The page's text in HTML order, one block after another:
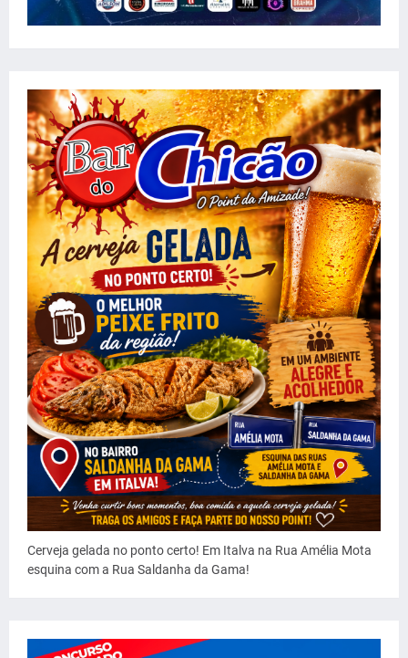
Cerveja gelada no ponto certo! Em Italva na Rua Amélia Mota
esquina com a Rua Saldanha da Gama!